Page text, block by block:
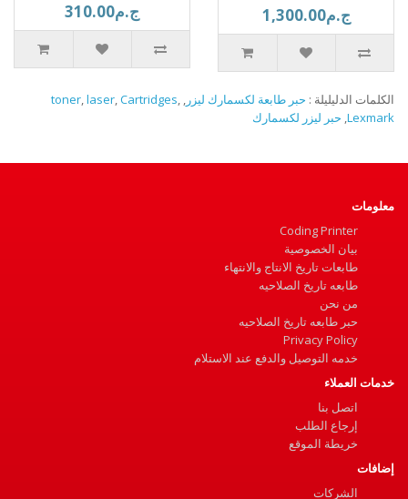
ج.م310.00 ج.م1,300.00
الكلمات الدليليلة : حبر طابعة لكسمارك ليزر,
toner,laser,Cartridges ,
Lexmark
,حبر ليزر لكسمارك
معلومات
Coding Printer
بيان الخصوصية
طابعات تاريخ الانتاج والانتهاء
طابعه تاريخ الصلاحيه
من نحن
حبر طابعه تاريخ الصلاحيه
Privacy Policy
خدمه التوصيل والدفع عند الاستلام
خدمات العملاء
اتصل بنا
إرجاع الطلب
خريطة الموقع
إضافات
الشركات